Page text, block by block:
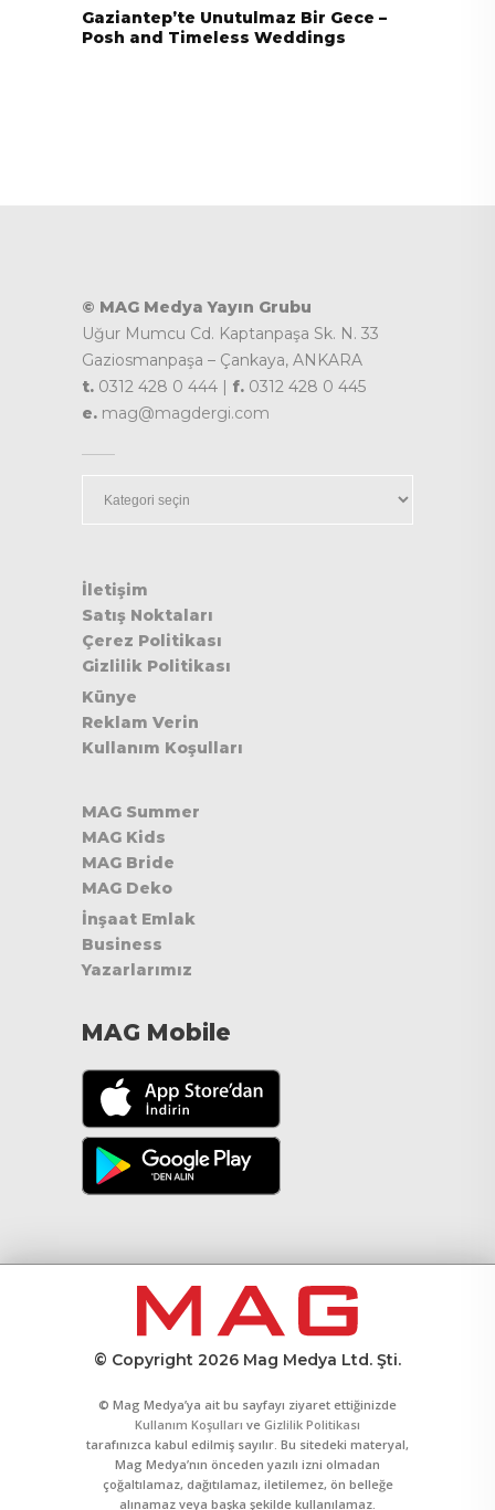
Gaziantep’te Unutulmaz Bir Gece –
Posh and Timeless Weddings
© MAG Medya Yayın Grubu
Uğur Mumcu Cd. Kaptanpaşa Sk. N. 33
Gaziosmanpaşa – Çankaya, ANKARA
t. 0312 428 0 444 | f. 0312 428 0 445
e. mag@magdergi.com
İletişim
Satış Noktaları
Çerez Politikası
Gizlilik Politikası
Künye
Reklam Verin
Kullanım Koşulları
MAG Summer
MAG Kids
MAG Bride
MAG Deko
İnşaat Emlak
Business
Yazarlarımız
MAG Mobile
© Copyright 2026 Mag Medya Ltd. Şti.
© Mag Medya’ya ait bu sayfayı ziyaret ettiğinizde
Kullanım Koşulları ve Gizlilik Politikası
tarafınızca kabul edilmiş sayılır. Bu sitedeki materyal,
Mag Medya’nın önceden yazılı izni olmadan
çoğaltılamaz, dağıtılamaz, iletilemez, ön belleğe
alınamaz veya başka şekilde kullanılamaz.